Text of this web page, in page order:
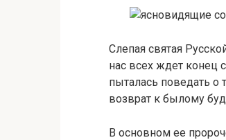
Слепая святая
нас всех ждет конец
пыталась поведать о
возврат к былому
В основном ее